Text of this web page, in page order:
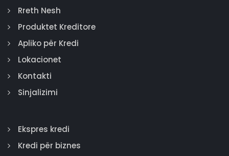
Rreth Nesh
Produktet Kreditore
Apliko për Kredi
Lokacionet
Kontakti
Sinjalizimi
Ekspres kredi
Kredi për biznes